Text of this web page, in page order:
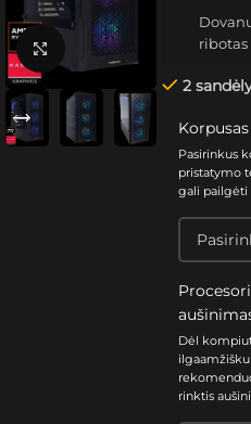
Spustelėkite, kad ribotas
2
Korpusas
Pasirinkus
pristatymo
gali pailgėti
Dėl
rinktis